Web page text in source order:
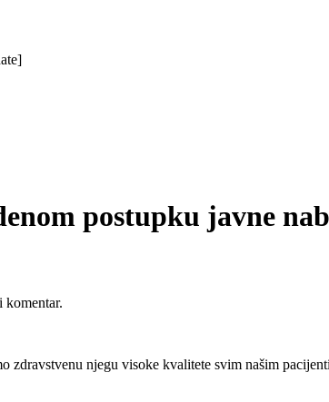
postupku javne
komentar.
zdravstvenu njegu visoke kvalitete svim našim